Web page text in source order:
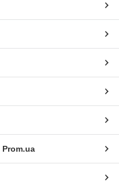
Prom.ua